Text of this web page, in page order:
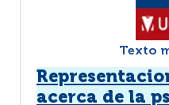
Texto
acerca de la